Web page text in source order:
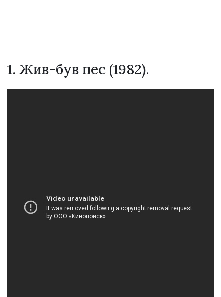
1. Жив-був пес (1982).